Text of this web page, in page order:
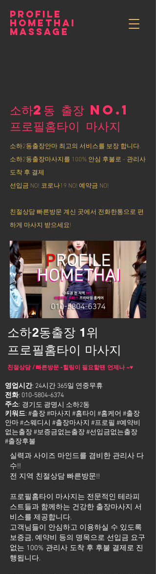
PROFILE
HOMETHAI
MASSAGE
소하2동 출장 NO.1
​프로필홈타이 마사지
소하2동출장안마 최고의 서비스를 보장 합니다.
소하2동출장마사지를 100% 안심 후불로 - 관리사
도착 후 결제
선입금 NO! 코로나19 NO! 예약금 NO!
친절상담 빠른방문 계신 곳에서 전화한통으로 편
하게 마사지 받으세요!
소하2동출장 1위
프로필홈타이 마사지
친절상담 / 빠른방문 -힐링이 필요할땐 언제나 ~♥
영업시간: 24시간 365일 연중무휴
전화: 010-5804-6374
주소:
키워드: #출장 #마사지 #홈타이 #홈케어 #출장
안마 #스웨디시 #출장마사지 #프로필 #예약비
없는출장 #보증금없는출장 #선입금없는출장
#출장후불
경기도 광명시 소하2동
실력과 사이즈 마인드를 겸비한 관리사 다
수!!
전 지역 친절상담 빠른방문!!
프로필홈타이 마사지는 전문적인 테라피
스트들과 함께하는 건강한 출장마사지 서
비스를 제공합니다.
고객님들이 안심하고 이용하실 수 있도록
보증금, 예약비 등의 명목으로 선입금 요구
없는 100% 관리사 도착 후 후불 결제로 진
행됩니다.